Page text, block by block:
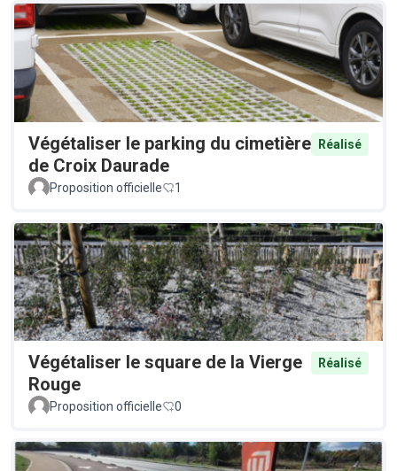
Végétaliser le parking du cimetière
de Croix Daurade
Réalisé
Proposition officielle 1
Végétaliser le square de la Vierge
Rouge
Réalisé
Proposition officielle 0